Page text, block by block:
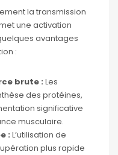
la transmission
une activation
avantages
:
brute : Les
des protéines,
significative
musculaire.
: L’utilisation de
plus rapide